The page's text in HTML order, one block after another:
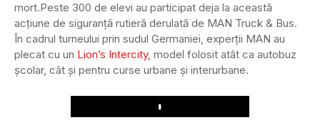
mort.Peste 300 de elevi au participat deja la această
acțiune de siguranță rutieră derulată de MAN Truck & Bus.
În cadrul turneului prin sudul Germaniei, experții MAN au
plecat cu un Lion’s Intercity, model folosit atât ca autobuz
școlar, cât și pentru curse urbane și interurbane.
Play